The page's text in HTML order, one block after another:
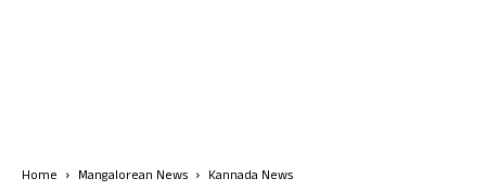
Home Mangalorean News Kannada News